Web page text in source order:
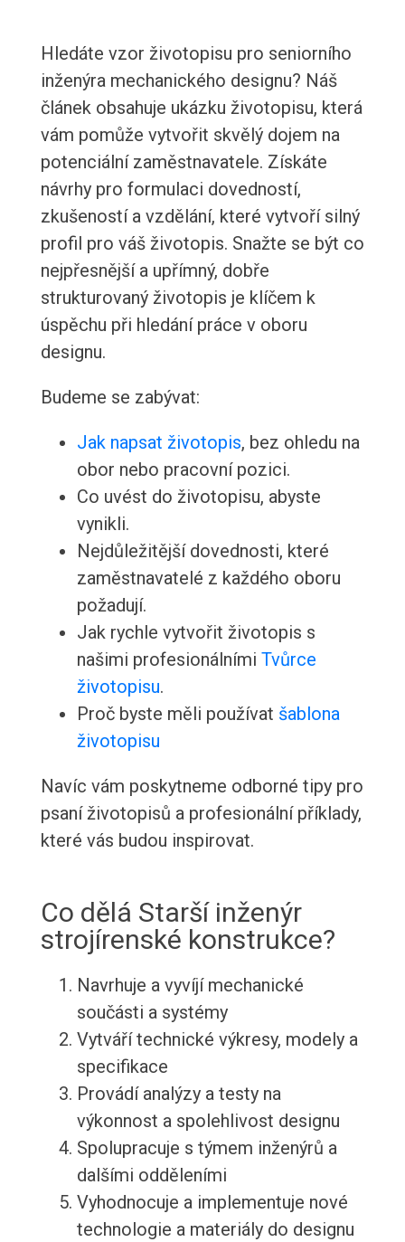
Hledáte vzor životopisu pro seniorního
inženýra mechanického designu? Náš
článek obsahuje ukázku životopisu, která
vám pomůže vytvořit skvělý dojem na
potenciální zaměstnavatele. Získáte
návrhy pro formulaci dovedností,
zkušeností a vzdělání, které vytvoří silný
profil pro váš životopis. Snažte se být co
nejpřesnější a upřímný, dobře
strukturovaný životopis je klíčem k
úspěchu při hledání práce v oboru
designu.
Budeme se zabývat:
Jak napsat životopis, bez ohledu na
obor nebo pracovní pozici.
Co uvést do životopisu, abyste
vynikli.
Nejdůležitější dovednosti, které
zaměstnavatelé z každého oboru
požadují.
Jak rychle vytvořit životopis s
našimi profesionálními Tvůrce
životopisu.
Proč byste měli používat šablona
životopisu
Navíc vám poskytneme odborné tipy pro
psaní životopisů a profesionální příklady,
které vás budou inspirovat.
Co dělá Starší inženýr
strojírenské konstrukce?
Navrhuje a vyvíjí mechanické
součásti a systémy
Vytváří technické výkresy, modely a
specifikace
Provádí analýzy a testy na
výkonnost a spolehlivost designu
Spolupracuje s týmem inženýrů a
dalšími odděleními
Vyhodnocuje a implementuje nové
technologie a materiály do designu